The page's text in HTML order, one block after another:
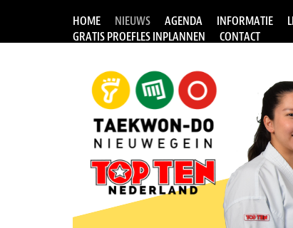
HOME NIEUWS AGENDA INFORMATIE
GRATIS PROEFLES INPLANNEN
CONTACT